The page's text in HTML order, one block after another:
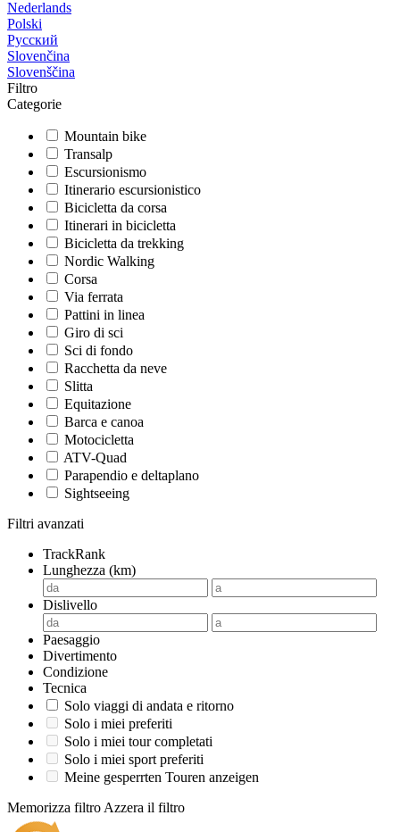
Nederlands
Polski
Русский
Slovenčina
Slovenščina
Filtro
Categorie
Mountain bike
Transalp
Escursionismo
Itinerario escursionistico
Bicicletta da corsa
Itinerari in bicicletta
Bicicletta da trekking
Nordic Walking
Corsa
Via ferrata
Pattini in linea
Giro di sci
Sci di fondo
Racchetta da neve
Slitta
Equitazione
Barca e canoa
Motocicletta
ATV-Quad
Parapendio e deltaplano
Sightseeing
Filtri avanzati
TrackRank
Lunghezza (km)
Dislivello
Paesaggio
Divertimento
Condizione
Tecnica
Solo viaggi di andata e ritorno
Solo i miei preferiti
Solo i miei tour completati
Solo i miei sport preferiti
Meine gesperrten Touren anzeigen
Memorizza filtro Azzera il filtro